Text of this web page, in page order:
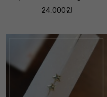
24,000원